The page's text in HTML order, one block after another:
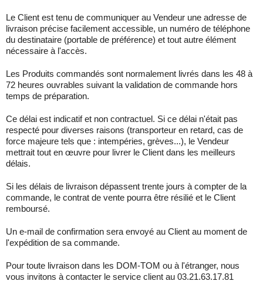
Le Client est tenu de communiquer au Vendeur une adresse de
livraison précise facilement accessible, un numéro de téléphone
du destinataire (portable de préférence) et tout autre élément
nécessaire à l'accès.
Les Produits commandés sont normalement livrés dans les 48 à
72 heures ouvrables suivant la validation de commande hors
temps de préparation.
Ce délai est indicatif et non contractuel. Si ce délai n'était pas
respecté pour diverses raisons (transporteur en retard, cas de
force majeure tels que : intempéries, grèves...), le Vendeur
mettrait tout en œuvre pour livrer le Client dans les meilleurs
délais.
Si les délais de livraison dépassent trente jours à compter de la
commande, le contrat de vente pourra être résilié et le Client
remboursé.
Un e-mail de confirmation sera envoyé au Client au moment de
l'expédition de sa commande.
Pour toute livraison dans les DOM-TOM ou à l'étranger, nous
vous invitons à contacter le service client au 03.21.63.17.81